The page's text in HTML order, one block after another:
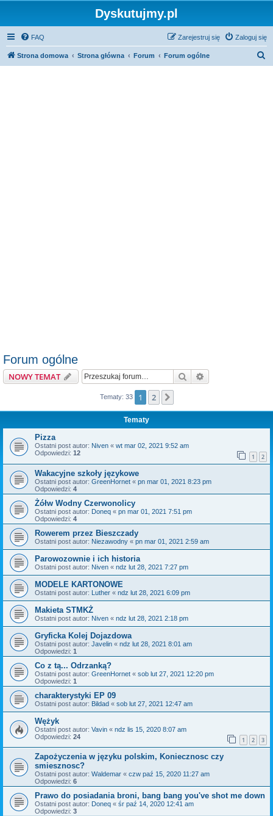
Dyskutujmy.pl
FAQ Zaloguj się
Zarejestruj się
Strona domowa Strona główna Forum Forum ogólne
Forum ogólne
NOWY TEMAT Szukaj
Tematy: 33 1 2
Tematy
Pizza
Ostatni post autor: Niven « wt mar 02, 2021 9:52 am
Odpowiedzi: 12 1 2
Wakacyjne szkoły językowe
Ostatni post autor: GreenHornet « pn mar 01, 2021 8:23 pm
Odpowiedzi: 4
Żółw Wodny Czerwonolicy
Ostatni post autor: Doneq « pn mar 01, 2021 7:51 pm
Odpowiedzi: 4
Rowerem przez Bieszczady
Ostatni post autor: Niezawodny « pn mar 01, 2021 2:59 am
Parowozownie i ich historia
Ostatni post autor: Niven « ndz lut 28, 2021 7:27 pm
MODELE KARTONOWE
Ostatni post autor: Luther « ndz lut 28, 2021 6:09 pm
Makieta STMKŻ
Ostatni post autor: Niven « ndz lut 28, 2021 2:18 pm
Gryficka Kolej Dojazdowa
Ostatni post autor: Javelin « ndz lut 28, 2021 8:01 am
Odpowiedzi: 1
Co z tą... Odrzanką?
Ostatni post autor: GreenHornet « sob lut 27, 2021 12:20 pm
Odpowiedzi: 1
charakterystyki EP 09
Ostatni post autor: Bildad « sob lut 27, 2021 12:47 am
Wężyk
Ostatni post autor: Vavin « ndz lis 15, 2020 8:07 am
Odpowiedzi: 24 1 2 3
Zapożyczenia w języku polskim, Koniecznosc czy
smiesznosc?
Ostatni post autor: Waldemar « czw paź 15, 2020 11:27 am
Odpowiedzi: 6
Prawo do posiadania broni, bang bang you've shot me down
Ostatni post autor: Doneq « śr paź 14, 2020 12:41 am
Odpowiedzi: 3